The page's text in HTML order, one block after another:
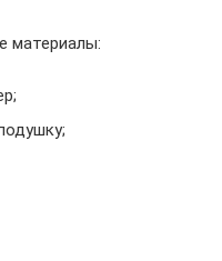
материалы: